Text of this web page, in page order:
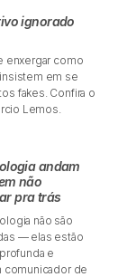
ignorado
enxergar como
em se
fakes. Confira o
Lemos.
andam
não
pra trás
não são
— elas estão
e
comunicador de